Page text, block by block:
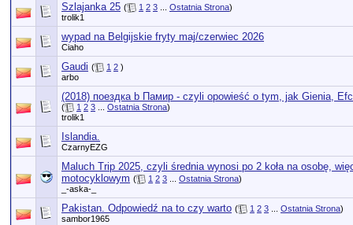
Szlajanka 25 ( 1 2 3 Ostatnia Strona)
trolik1
wypad na Belgijskie fryty maj/czerwiec 2026
Ciaho
Gaudi ( 1 2 )
arbo
(2018) поездка b Памир - czyli opowieść o tym, jak Gienia,
( 1 2 3 Ostatnia Strona)
trolik1
Islandia.
CzarnyEZG
Maluch Trip 2025, czyli średnia wynosi po 2 koła na osobę,
motocyklowym ( 1 2 3 Ostatnia Strona)
_-aska-_
Pakistan. Odpowiedź na to czy warto ( 1 2 3 Ostatnia Strona)
sambor1965